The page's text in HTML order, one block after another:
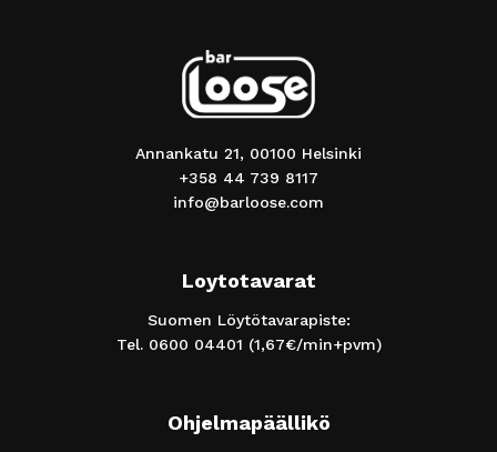
Annankatu 21, 00100 Helsinki
+358 44 739 8117
info@barloose.com
Loytotavarat
Suomen Löytötavarapiste:
Tel. 0600 04401 (1,67€/min+pvm)
Ohjelmapäällikö